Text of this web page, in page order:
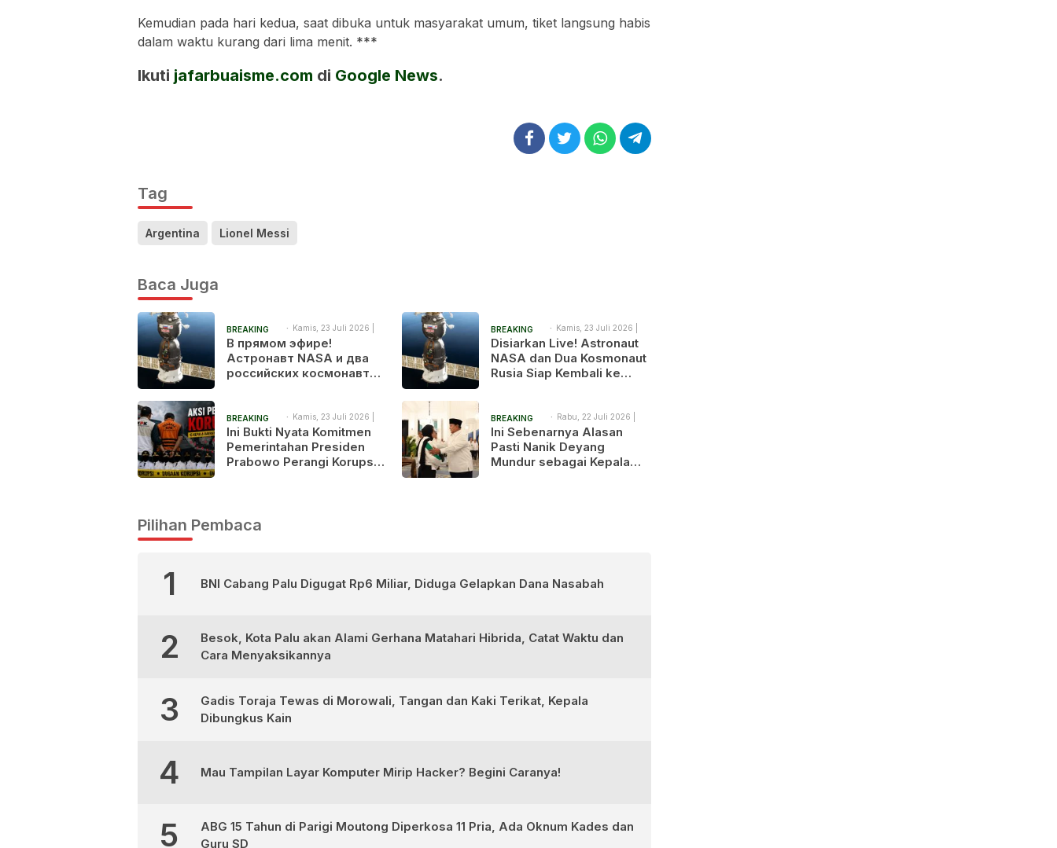
Kemudian pada hari kedua, saat dibuka untuk masyarakat umum, tiket langsung habis
dalam waktu kurang dari lima menit. ***
Ikuti jafarbuaisme.com di Google News.
Tag
Argentina Lionel Messi
Baca Juga
BREAKING
NEWS
Kamis, 23 Juli 2026 |
2:13 pm
В прямом эфире!
Астронавт NASA и два
российских космонавта
космосе
BREAKING
NEWS
Kamis, 23 Juli 2026 |
2:04 pm
Disiarkan Live! Astronaut
NASA dan Dua Kosmonaut
Rusia Siap Kembali ke
BREAKING
NEWS
Kamis, 23 Juli 2026 |
1:53 am
Ini Bukti Nyata Komitmen
Pemerintahan Presiden
Prabowo Perangi Korupsi,
BREAKING
NEWS
Rabu, 22 Juli 2026 |
9:30 am
Ini Sebenarnya Alasan
Pasti Nanik Deyang
Mundur sebagai Kepala
Pilihan Pembaca
1 BNI Cabang Palu Digugat Rp6 Miliar, Diduga Gelapkan Dana Nasabah
2
Besok, Kota Palu akan Alami Gerhana Matahari Hibrida, Catat Waktu dan
Cara Menyaksikannya
3
Gadis Toraja Tewas di Morowali, Tangan dan Kaki Terikat, Kepala
Dibungkus Kain
4 Mau Tampilan Layar Komputer Mirip Hacker? Begini Caranya!
5
ABG 15 Tahun di Parigi Moutong Diperkosa 11 Pria, Ada Oknum Kades dan
Guru SD